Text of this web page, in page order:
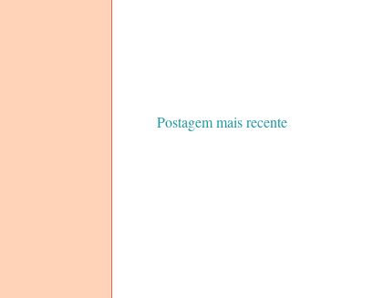
Postagem mais recente